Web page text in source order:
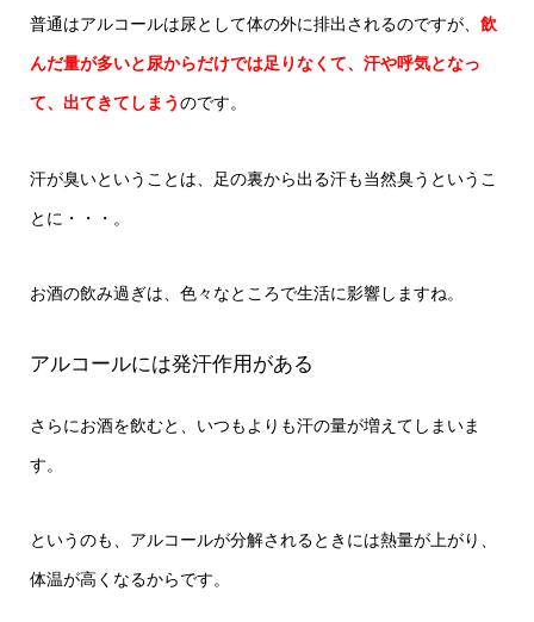
普通はアルコールは尿として体の外に排出されるのですが、 飲
んだ量が多いと尿からだけでは足りなくて、汗や呼気となっ
て、出てきてしまうのです。
汗が臭いということは、足の裏から出る汗も当然臭うというこ
とに・・・。
お酒の飲み過ぎは、色々なところで生活に影響しますね。
アルコールには発汗作用がある
さらにお酒を飲むと、いつもよりも汗の量が増えてしまいま
す。
というのも、アルコールが分解されるときには熱量が上がり、
体温が高くなるからです。